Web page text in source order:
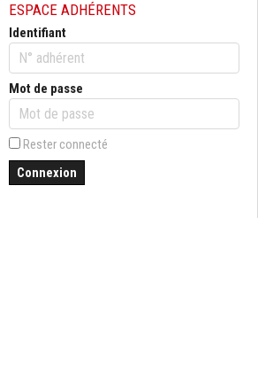
ESPACE ADHÉRENTS
Identifiant
Mot de passe
Rester connecté
Connexion